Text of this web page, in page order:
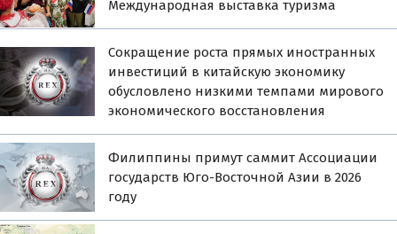
Международная выставка туризма
Сокращение роста прямых иностранных
инвестиций в китайскую экономику
обусловлено низкими темпами мирового
экономического восстановления
Филиппины примут саммит Ассоциации
государств Юго-Восточной Азии в 2026
году